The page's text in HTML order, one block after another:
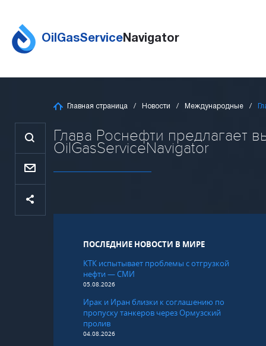
OilGasServiceNavigator
Главная страница Новости Международные
Глава Роснефти предлагает
OilGasServiceNavigator
ПОСЛЕДНИЕ НОВОСТИ В МИРЕ
КТК испытывает проблемы с отгрузкой
нефти — СМИ
05.08.2026
Ирак и Иран близки к соглашению по
пропуску танкеров через Ормузский
пролив
04.08.2026